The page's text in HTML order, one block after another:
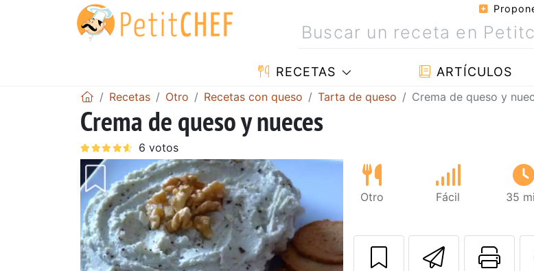
RECETAS ARTÍCULOS
Recetas Otro Recetas con queso Tarta de queso Crema de queso y
Crema de queso y nueces
Otro Fácil 35
Enviar